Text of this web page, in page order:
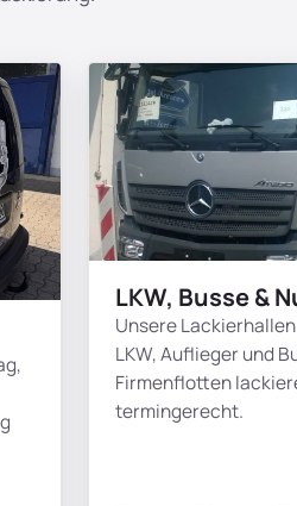
LKW, Busse &
Unsere
LKW, Auflieger und
Firmenflotten
termingerecht.